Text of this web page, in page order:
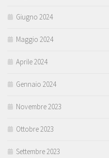
Giugno 2024
Maggio 2024
Aprile 2024
Gennaio 2024
Novembre 2023
Ottobre 2023
Settembre 2023